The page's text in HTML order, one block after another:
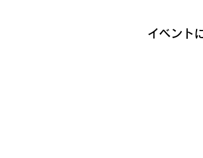
イベント